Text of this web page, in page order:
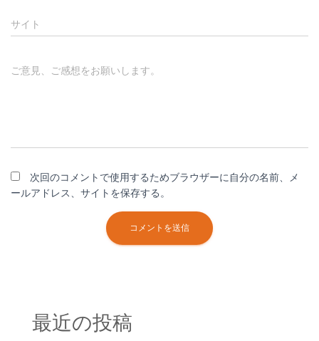
サイト
ご意見、ご感想をお願いします。
次回のコメントで使用するためブラウザーに自分の名前、メ
ールアドレス、サイトを保存する。
最近の投稿